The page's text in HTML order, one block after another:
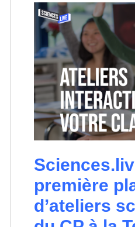
première
d’ateliers